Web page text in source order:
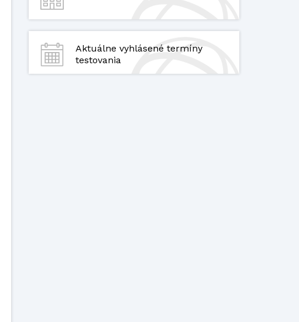
Aktuálne vyhlásené termíny
testovania